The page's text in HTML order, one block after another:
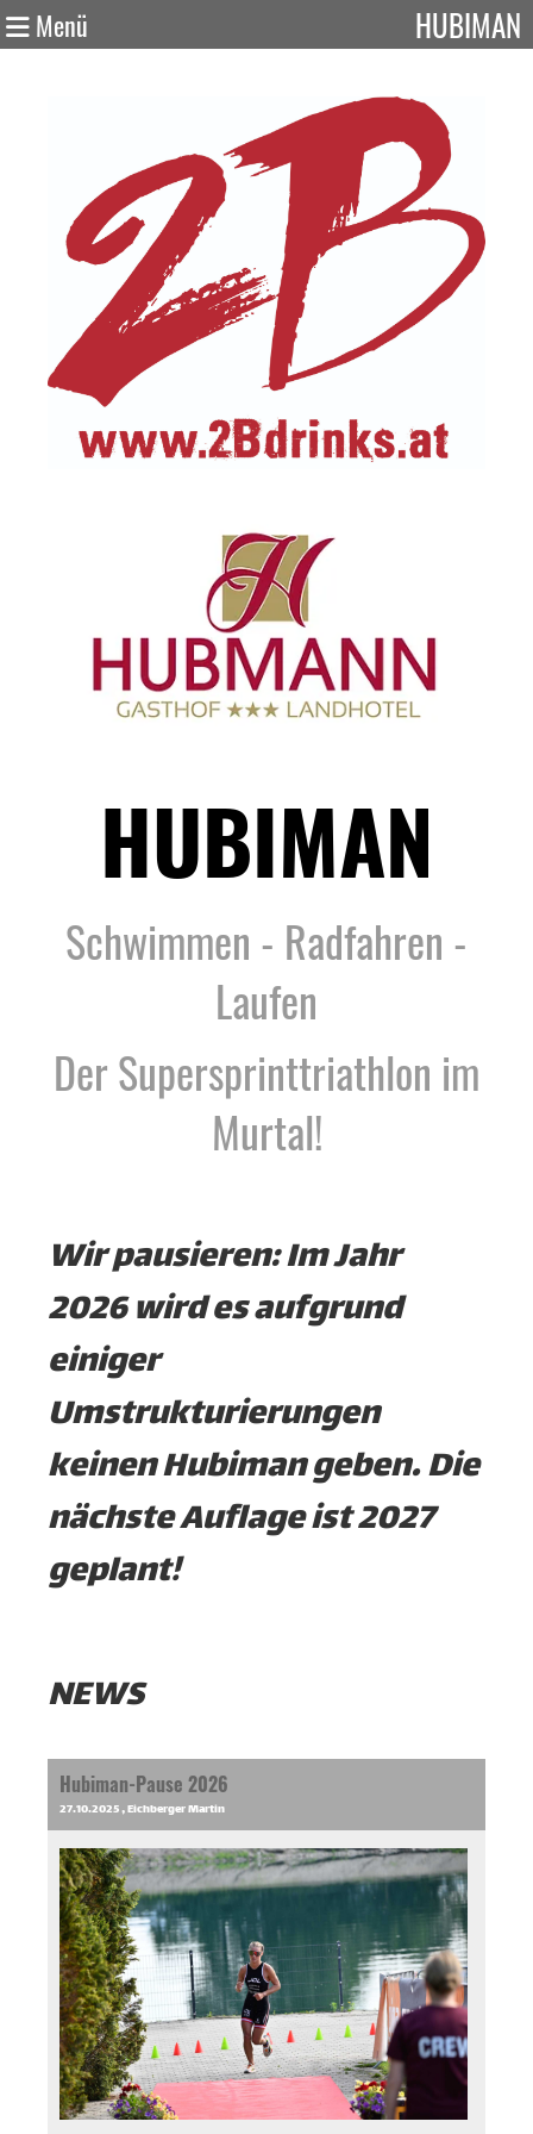
HUBIMAN
Menü
HUBIMAN
Schwimmen - Radfahren -
Laufen
Der Supersprinttriathlon im
Murtal!
Wir pausieren: Im Jahr
2026 wird es aufgrund
einiger
Umstrukturierungen
keinen Hubiman geben. Die
nächste Auflage ist 2027
geplant!
NEWS
Hubiman-Pause 2026
27.10.2025, Eichberger Martin